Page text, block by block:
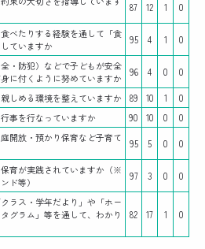
87 12 1 0
べたりする経験を通して「食
ていますか
95 4 1 0
・防犯）などで子どもが安全
に付くように努めていますか
96 4 0 0
しめる環境を整えていますか 89 10 1
0
事を行なっていますか 90 10 0 0
開放・預かり保育など子育て
95 5 0 0
育が実践されていますか（※
ド等）
97 3 0 0
ラス・学年だより」や「ホー
グラム」等を通して、わかり
82 17 1 0